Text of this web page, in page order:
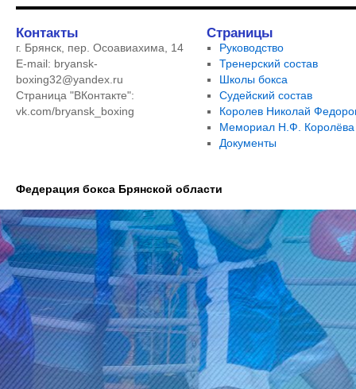
Контакты
г. Брянск, пер. Осоавиахима, 14
E-mail: bryansk-
boxing32@yandex.ru
Страница "ВКонтакте":
vk.com/bryansk_boxing
Страницы
Руководство
Тренерский состав
Школы бокса
Судейский состав
Королев Николай
Мемориал Н.Ф. Королёва
Документы
Федерация бокса Брянской области